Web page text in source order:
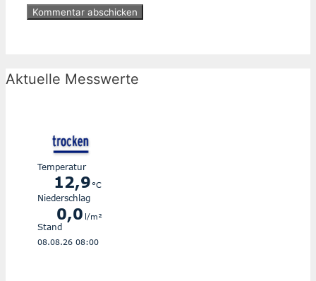
Aktuelle Messwerte